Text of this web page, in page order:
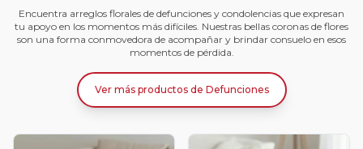
Encuentra arreglos florales de defunciones y condolencias que expresan
tu apoyo en los momentos más difíciles. Nuestras bellas coronas de flores
son una forma conmovedora de acompañar y brindar consuelo en esos
momentos de pérdida.
Ver más productos de Defunciones